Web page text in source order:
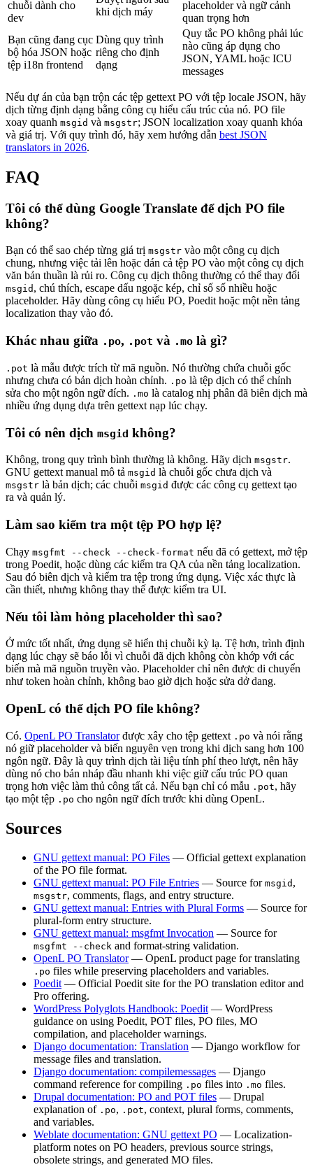
chuỗi dành cho
dev
khi dịch máy
placeholder và ngữ cảnh
quan trọng hơn
Bạn cũng đang cục
bộ hóa JSON hoặc
tệp i18n frontend
Dùng quy trình
riêng cho định
dạng
Quy tắc PO không phải lúc
nào cũng áp dụng cho
JSON, YAML hoặc ICU
messages
Nếu dự án của bạn trộn các tệp gettext PO với tệp locale JSON, hãy
dịch từng định dạng bằng công cụ hiểu cấu trúc của nó. PO file
xoay quanh msgid và msgstr; JSON localization xoay quanh khóa
và giá trị. Với quy trình đó, hãy xem hướng dẫn best JSON
translators in 2026.
FAQ
Tôi có thể dùng Google Translate để dịch PO file
không?
Bạn có thể sao chép từng giá trị msgstr vào một công cụ dịch
chung, nhưng việc tải lên hoặc dán cả tệp PO vào một công cụ dịch
văn bản thuần là rủi ro. Công cụ dịch thông thường có thể thay đổi
msgid , chú thích, escape dấu ngoặc kép, chỉ số số nhiều hoặc
placeholder. Hãy dùng công cụ hiểu PO, Poedit hoặc một nền tảng
localization thay vào đó.
Khác nhau giữa .po, .pot và .mo là gì?
.pot là mẫu được trích từ mã nguồn. Nó thường chứa chuỗi gốc
nhưng chưa có bản dịch hoàn chỉnh. .po là tệp dịch có thể chỉnh
sửa cho một ngôn ngữ đích. .mo là catalog nhị phân đã biên dịch mà
nhiều ứng dụng dựa trên gettext nạp lúc chạy.
Tôi có nên dịch msgid không?
Không, trong quy trình bình thường là không. Hãy dịch msgstr.
GNU gettext manual mô tả msgid là chuỗi gốc chưa dịch và
msgstr là bản dịch; các chuỗi msgid được các công cụ gettext tạo
ra và quản lý.
Làm sao kiểm tra một tệp PO hợp lệ?
Chạy msgfmt --check --check-format nếu đã có gettext, mở tệp
trong Poedit, hoặc dùng các kiểm tra QA của nền tảng localization.
Sau đó biên dịch và kiểm tra tệp trong ứng dụng. Việc xác thực là
cần thiết, nhưng không thay thế được kiểm tra UI.
Nếu tôi làm hỏng placeholder thì sao?
Ở mức tốt nhất, ứng dụng sẽ hiển thị chuỗi kỳ lạ. Tệ hơn, trình định
dạng lúc chạy sẽ báo lỗi vì chuỗi đã dịch không còn khớp với các
biến mà mã nguồn truyền vào. Placeholder chỉ nên được di chuyển
như token hoàn chỉnh, không bao giờ dịch hoặc sửa dở dang.
OpenL có thể dịch PO file không?
Có. OpenL PO Translatorđược xây cho tệp gettext .po và nói rằng
nó giữ placeholder và biến nguyên vẹn trong khi dịch sang hơn 100
ngôn ngữ. Đây là quy trình dịch tài liệu tính phí theo lượt, nên hãy
dùng nó cho bản nháp đầu nhanh khi việc giữ cấu trúc PO quan
trọng hơn việc làm thủ công tất cả. Nếu bạn chỉ có mẫu .pot, hãy
tạo một tệp .po cho ngôn ngữ đích trước khi dùng OpenL.
Sources
GNU gettext manual: PO Files — Official gettext explanation
of the PO file format.
GNU gettext manual: PO File Entries — Source for msgid ,
msgstr, comments, flags, and entry structure.
GNU gettext manual: Entries with Plural Forms — Source for
plural-form entry structure.
GNU gettext manual: msgfmt Invocation — Source for
msgfmt --check and format-string validation.
OpenL PO Translator— OpenL product page for translating
.po files while preserving placeholders and variables.
Poedit— Official Poedit site for the PO translation editor and
Pro offering.
WordPress Polyglots Handbook: Poedit— WordPress
guidance on using Poedit, POT files, PO files, MO
compilation, and placeholder warnings.
Django documentation: Translation — Django workflow for
message files and translation.
Django documentation: compilemessages — Django
command reference for compiling .po files into .mo files.
Drupal documentation: PO and POT files — Drupal
explanation of .po, .pot, context, plural forms, comments,
and variables.
Weblate documentation: GNU gettext PO — Localization-
platform notes on PO headers, previous source strings,
obsolete strings, and generated MO files.